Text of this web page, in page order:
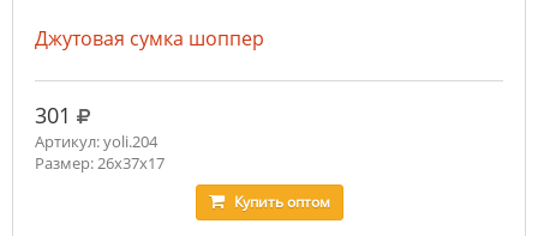
Джутовая сумка шоппер
301 руб.
Артикул: yoli.204
Размер: 26x37x17
Купитьоптом